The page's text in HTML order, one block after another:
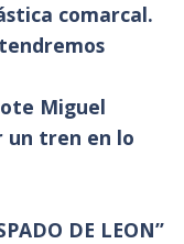
comarcal.
Miguel
un tren en lo
DE LEON”